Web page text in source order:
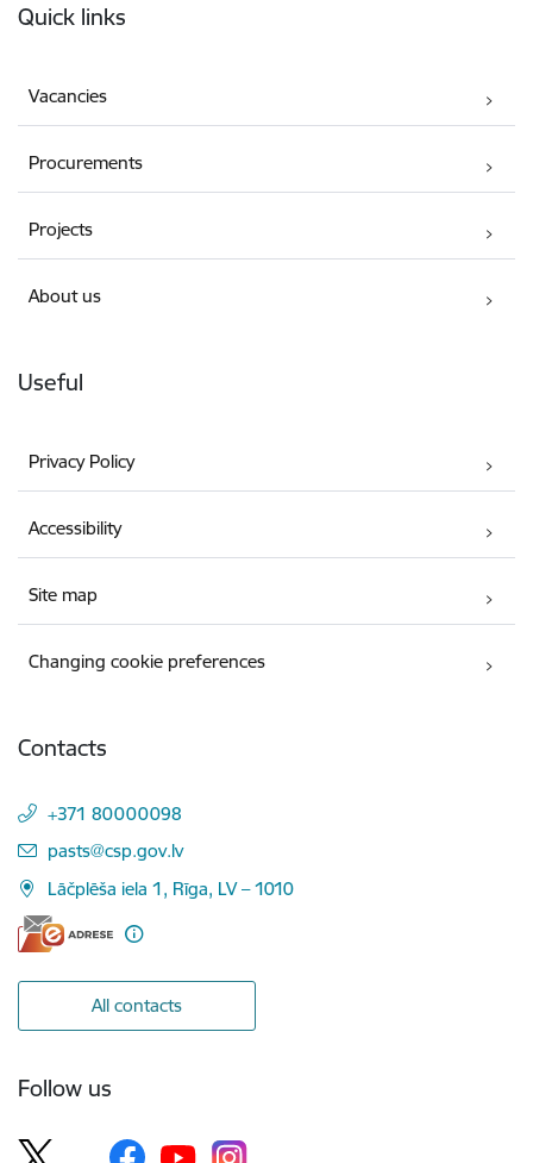
Quick links
Vacancies
Procurements
Projects
About us
Useful
Privacy Policy
Accessibility
Site map
Changing cookie preferences
Contacts
+371 80000098
E-mail:
pasts@csp.gov.lv
Lāčplēša iela 1, Rīga, LV – 1010
All contacts
Follow us